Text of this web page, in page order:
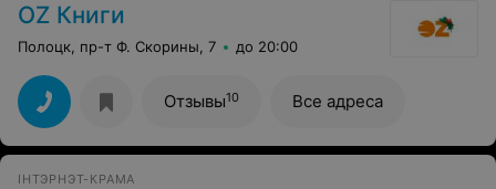
OZ Книги
Полоцк, пр-т Ф. Скорины, 7 до 20:00
Отзывы10 Все адреса
IНТЭРНЭТ-КРАМА